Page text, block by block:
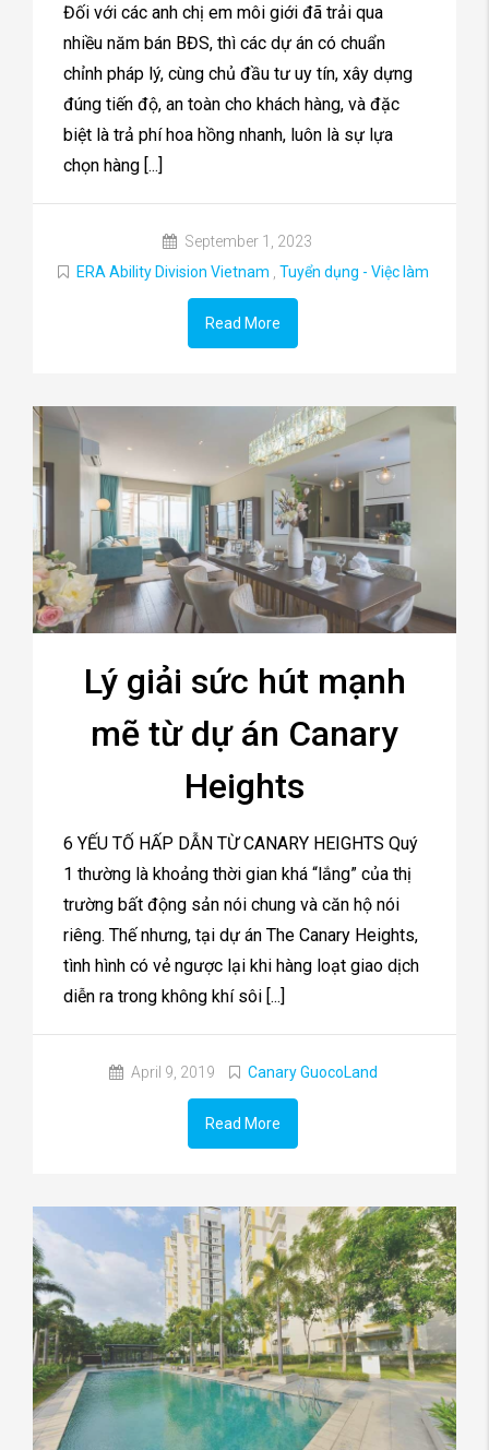
Đối với các anh chị em môi giới đã trải qua
nhiều năm bán BĐS, thì các dự án có chuẩn
chỉnh pháp lý, cùng chủ đầu tư uy tín, xây dựng
đúng tiến độ, an toàn cho khách hàng, và đặc
biệt là trả phí hoa hồng nhanh, luôn là sự lựa
chọn hàng [...]
September 1, 2023
ERA Ability Division Vietnam
Tuyển dụng - Việc làm
Read More
Lý giải sức hút mạnh
mẽ từ dự án Canary
Heights
6 YẾU TỐ HẤP DẪN TỪ CANARY HEIGHTS Quý
1 thường là khoảng thời gian khá “lắng” của thị
trường bất động sản nói chung và căn hộ nói
riêng. Thế nhưng, tại dự án The Canary Heights,
tình hình có vẻ ngược lại khi hàng loạt giao dịch
diễn ra trong không khí sôi [...]
April 9, 2019 Canary GuocoLand
Read More